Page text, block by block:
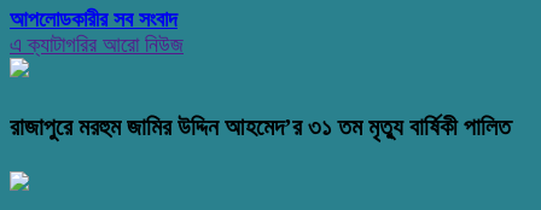
আপলোডকারীর সব সংবাদ
এ ক্যাটাগরির আরো নিউজ
রাজাপুরে মরহুম জামির উদ্দিন আহমেদ’র ৩১ তম মৃত্যু বার্ষিকী পালিত